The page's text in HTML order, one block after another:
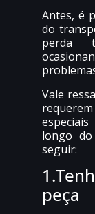
Antes, é
do
perda
Vale
longo
seguir:
peça